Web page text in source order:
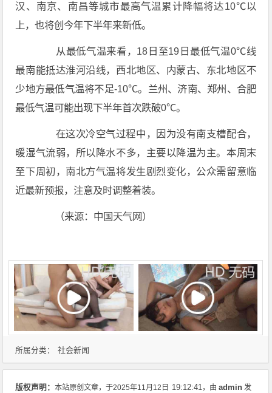
所属分类： 社会新闻
汉、南京、南昌等城市最高气温累计降幅将达10℃以
上，也将创今年下半年来新低。
从最低气温来看，18日至19日最低气温0℃线
最南能抵达淮河沿线，西北地区、内蒙古、东北地区不
少地方最低气温将不足-10℃。兰州、济南、郑州、合肥
最低气温可能出现下半年首次跌破0℃。
在这次冷空气过程中，因为没有南支槽配合，
暖湿气流弱，所以降水不多，主要以降温为主。本周末
至下周初，南北方气温将发生剧烈变化，公众需留意临
近最新预报，注意及时调整着装。
（来源：中国天气网）
版权声明：本站原创文章，于2025年11月12日 19:12:41，由admin 发